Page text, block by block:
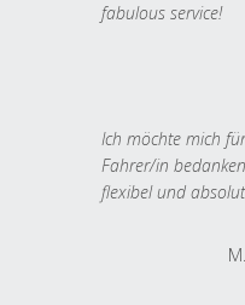
fabulous service!
Ich möchte mich
Fahrer/in
flexibel und